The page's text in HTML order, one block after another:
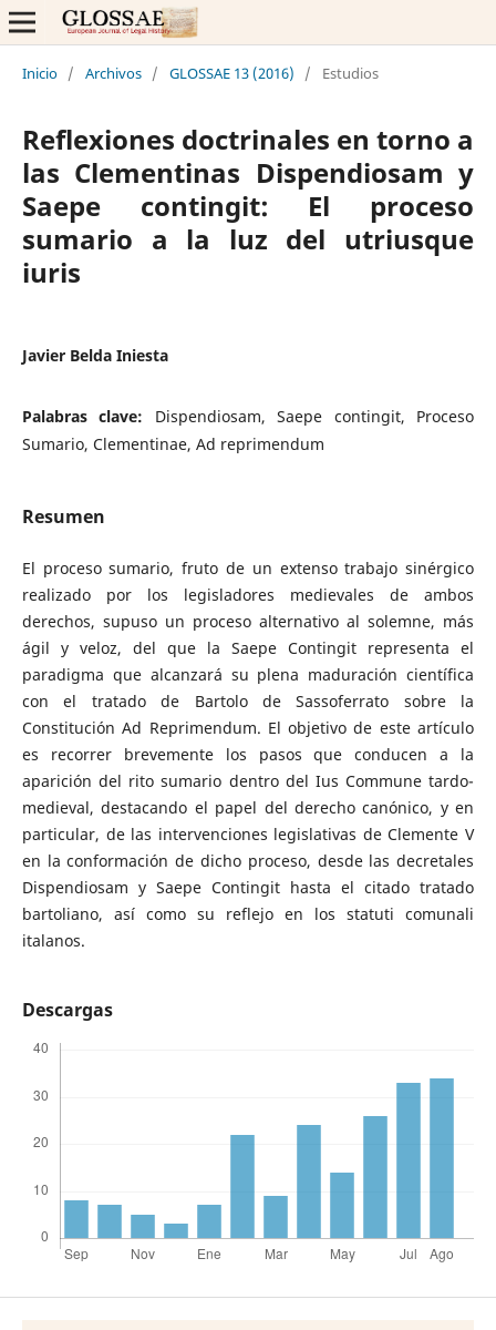
Inicio / Archivos / GLOSSAE 13 (2016) / Estudios
Reflexiones doctrinales en torno a
las Clementinas Dispendiosam y
Saepe contingit: El proceso
sumario a la luz del utriusque
iuris
Javier Belda Iniesta
Palabras clave: Dispendiosam, Saepe contingit, Proceso
Sumario, Clementinae, Ad reprimendum
Resumen
El proceso sumario, fruto de un extenso trabajo sinérgico
realizado por los legisladores medievales de ambos
derechos, supuso un proceso alternativo al solemne, más
ágil y veloz, del que la Saepe Contingit representa el
paradigma que alcanzará su plena maduración científica
con el tratado de Bartolo de Sassoferrato sobre la
Constitución Ad Reprimendum. El objetivo de este artículo
es recorrer brevemente los pasos que conducen a la
aparición del rito sumario dentro del Ius Commune tardo-
medieval, destacando el papel del derecho canónico, y en
particular, de las intervenciones legislativas de Clemente V
en la conformación de dicho proceso, desde las decretales
Dispendiosam y Saepe Contingit hasta el citado tratado
bartoliano, así como su reflejo en los statuti comunali
italanos.
Descargas